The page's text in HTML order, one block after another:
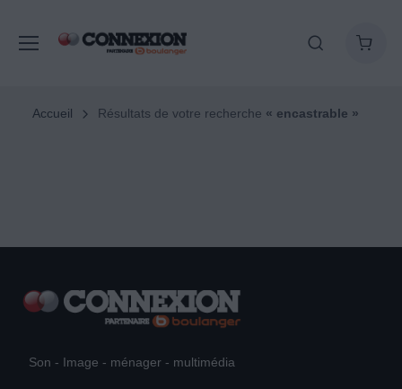
Accueil Résultats de votre recherche « encastrable »
Son - Image - ménager - multimédia